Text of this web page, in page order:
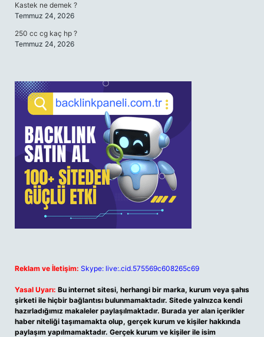
Kastek ne demek ?
Temmuz 24, 2026
250 cc cg kaç hp ?
Temmuz 24, 2026
Reklam ve İletişim: Skype: live:.cid.575569c608265c69
Yasal Uyarı: Bu internet sitesi, herhangi bir marka, kurum veya şahıs
şirketi ile hiçbir bağlantısı bulunmamaktadır. Sitede yalnızca kendi
hazırladığımız makaleler paylaşılmaktadır. Burada yer alan içerikler
haber niteliği taşımamakta olup, gerçek kurum ve kişiler hakkında
paylaşım yapılmamaktadır. Gerçek kurum ve kişiler ile isim